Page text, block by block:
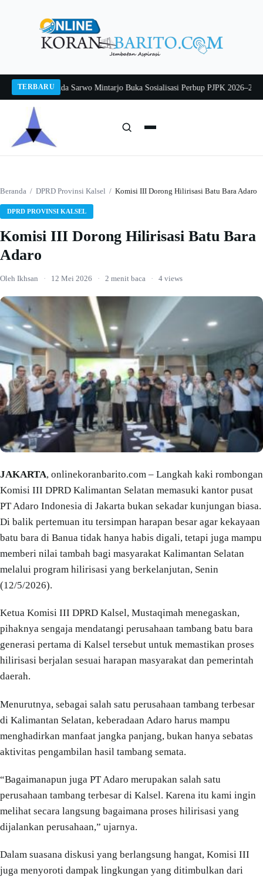
TERBARU
2026Pj Sekda Sarwo Mintarjo Buka Sosialisasi Perbup PJPK 2026–2030
Beranda / DPRD Provinsi Kalsel / Komisi III Dorong Hilirisasi Batu Bara Adaro
DPRD PROVINSI KALSEL
Komisi III Dorong Hilirisasi Batu Bara
Adaro
Oleh Ikhsan · 12 Mei 2026 · 2 menit baca · 4 views
JAKARTA, onlinekoranbarito.com – Langkah kaki rombongan
Komisi III DPRD Kalimantan Selatan memasuki kantor pusat
PT Adaro Indonesia di Jakarta bukan sekadar kunjungan biasa.
Di balik pertemuan itu tersimpan harapan besar agar kekayaan
batu bara di Banua tidak hanya habis digali, tetapi juga mampu
memberi nilai tambah bagi masyarakat Kalimantan Selatan
melalui program hilirisasi yang berkelanjutan, Senin
(12/5/2026).
Ketua Komisi III DPRD Kalsel, Mustaqimah menegaskan,
pihaknya sengaja mendatangi perusahaan tambang batu bara
generasi pertama di Kalsel tersebut untuk memastikan proses
hilirisasi berjalan sesuai harapan masyarakat dan pemerintah
daerah.
Menurutnya, sebagai salah satu perusahaan tambang terbesar
di Kalimantan Selatan, keberadaan Adaro harus mampu
menghadirkan manfaat jangka panjang, bukan hanya sebatas
aktivitas pengambilan hasil tambang semata.
“Bagaimanapun juga PT Adaro merupakan salah satu
perusahaan tambang terbesar di Kalsel. Karena itu kami ingin
melihat secara langsung bagaimana proses hilirisasi yang
dijalankan perusahaan,” ujarnya.
Dalam suasana diskusi yang berlangsung hangat, Komisi III
juga menyoroti dampak lingkungan yang ditimbulkan dari